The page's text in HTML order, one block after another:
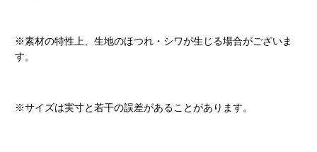
※素材の特性上、生地のほつれ・シワが生じる場合がございま
す。
※サイズは実寸と若干の誤差があることがあります。